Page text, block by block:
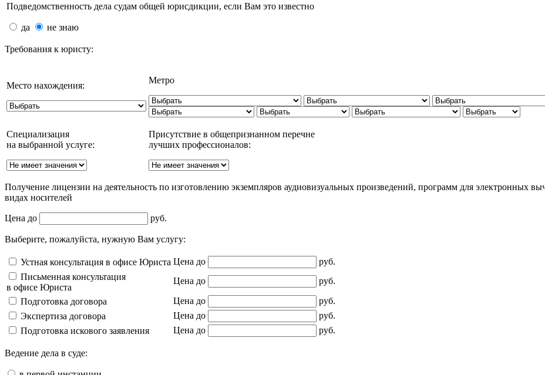
Подведомственность дела судам общей юрисдикции, если Вам это известно
да не знаю
Требования к юристу:
Место нахождения:
Метро
Специализация
на выбранной услуге:
Присутствие в общепризнанном перечне
лучших профессионалов:
Получение лицензии на деятельность по изготовлению экземпляров аудиовизуальных произведений, программ для
видах носителей
Цена до руб.
Выберите, пожалуйста, нужную Вам услугу:
Устная консультация в офисе Юриста Цена до
руб.
Письменная консультация
в офисе Юриста
Цена до руб.
Подготовка договора Цена до
руб.
Экспертиза договора
Цена до
руб.
Подготовка искового заявления
Цена до руб.
Ведение дела в суде: